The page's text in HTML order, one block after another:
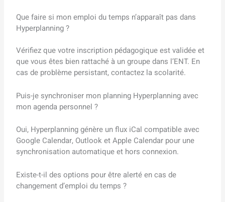
Que faire si mon emploi du temps n’apparaît pas dans
Hyperplanning ?
Vérifiez que votre inscription pédagogique est validée et
que vous êtes bien rattaché à un groupe dans l’ENT. En
cas de problème persistant, contactez la scolarité.
Puis-je synchroniser mon planning Hyperplanning avec
mon agenda personnel ?
Oui, Hyperplanning génère un flux iCal compatible avec
Google Calendar, Outlook et Apple Calendar pour une
synchronisation automatique et hors connexion.
Existe-t-il des options pour être alerté en cas de
changement d’emploi du temps ?